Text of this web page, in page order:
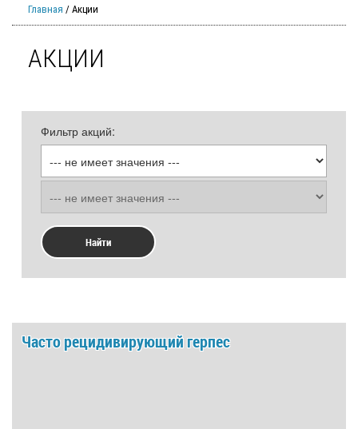
Главная / Акции
АКЦИИ
Фильтр акций:
Найти
Часто рецидивирующий герпес